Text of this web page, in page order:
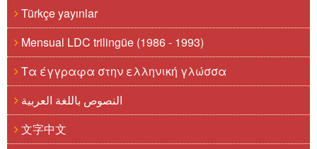
Türkçe yayınlar
Mensual LDC trilingüe (1986 - 1993)
Τα έγγραφα στην ελληνική γλώσσα
النصوص باللغة العربية
文字中文